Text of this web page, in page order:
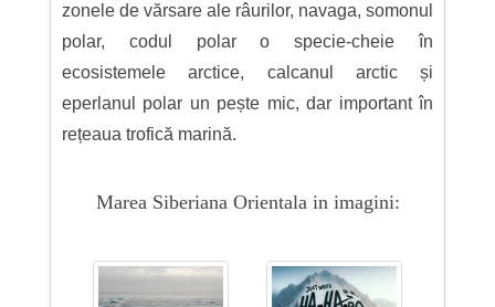
zonele de vărsare ale râurilor, navaga, somonul
polar, codul polar o specie-cheie în
ecosistemele arctice, calcanul arctic și
eperlanul polar un pește mic, dar important în
rețeaua trofică marină.
Marea Siberiana Orientala in imagini: